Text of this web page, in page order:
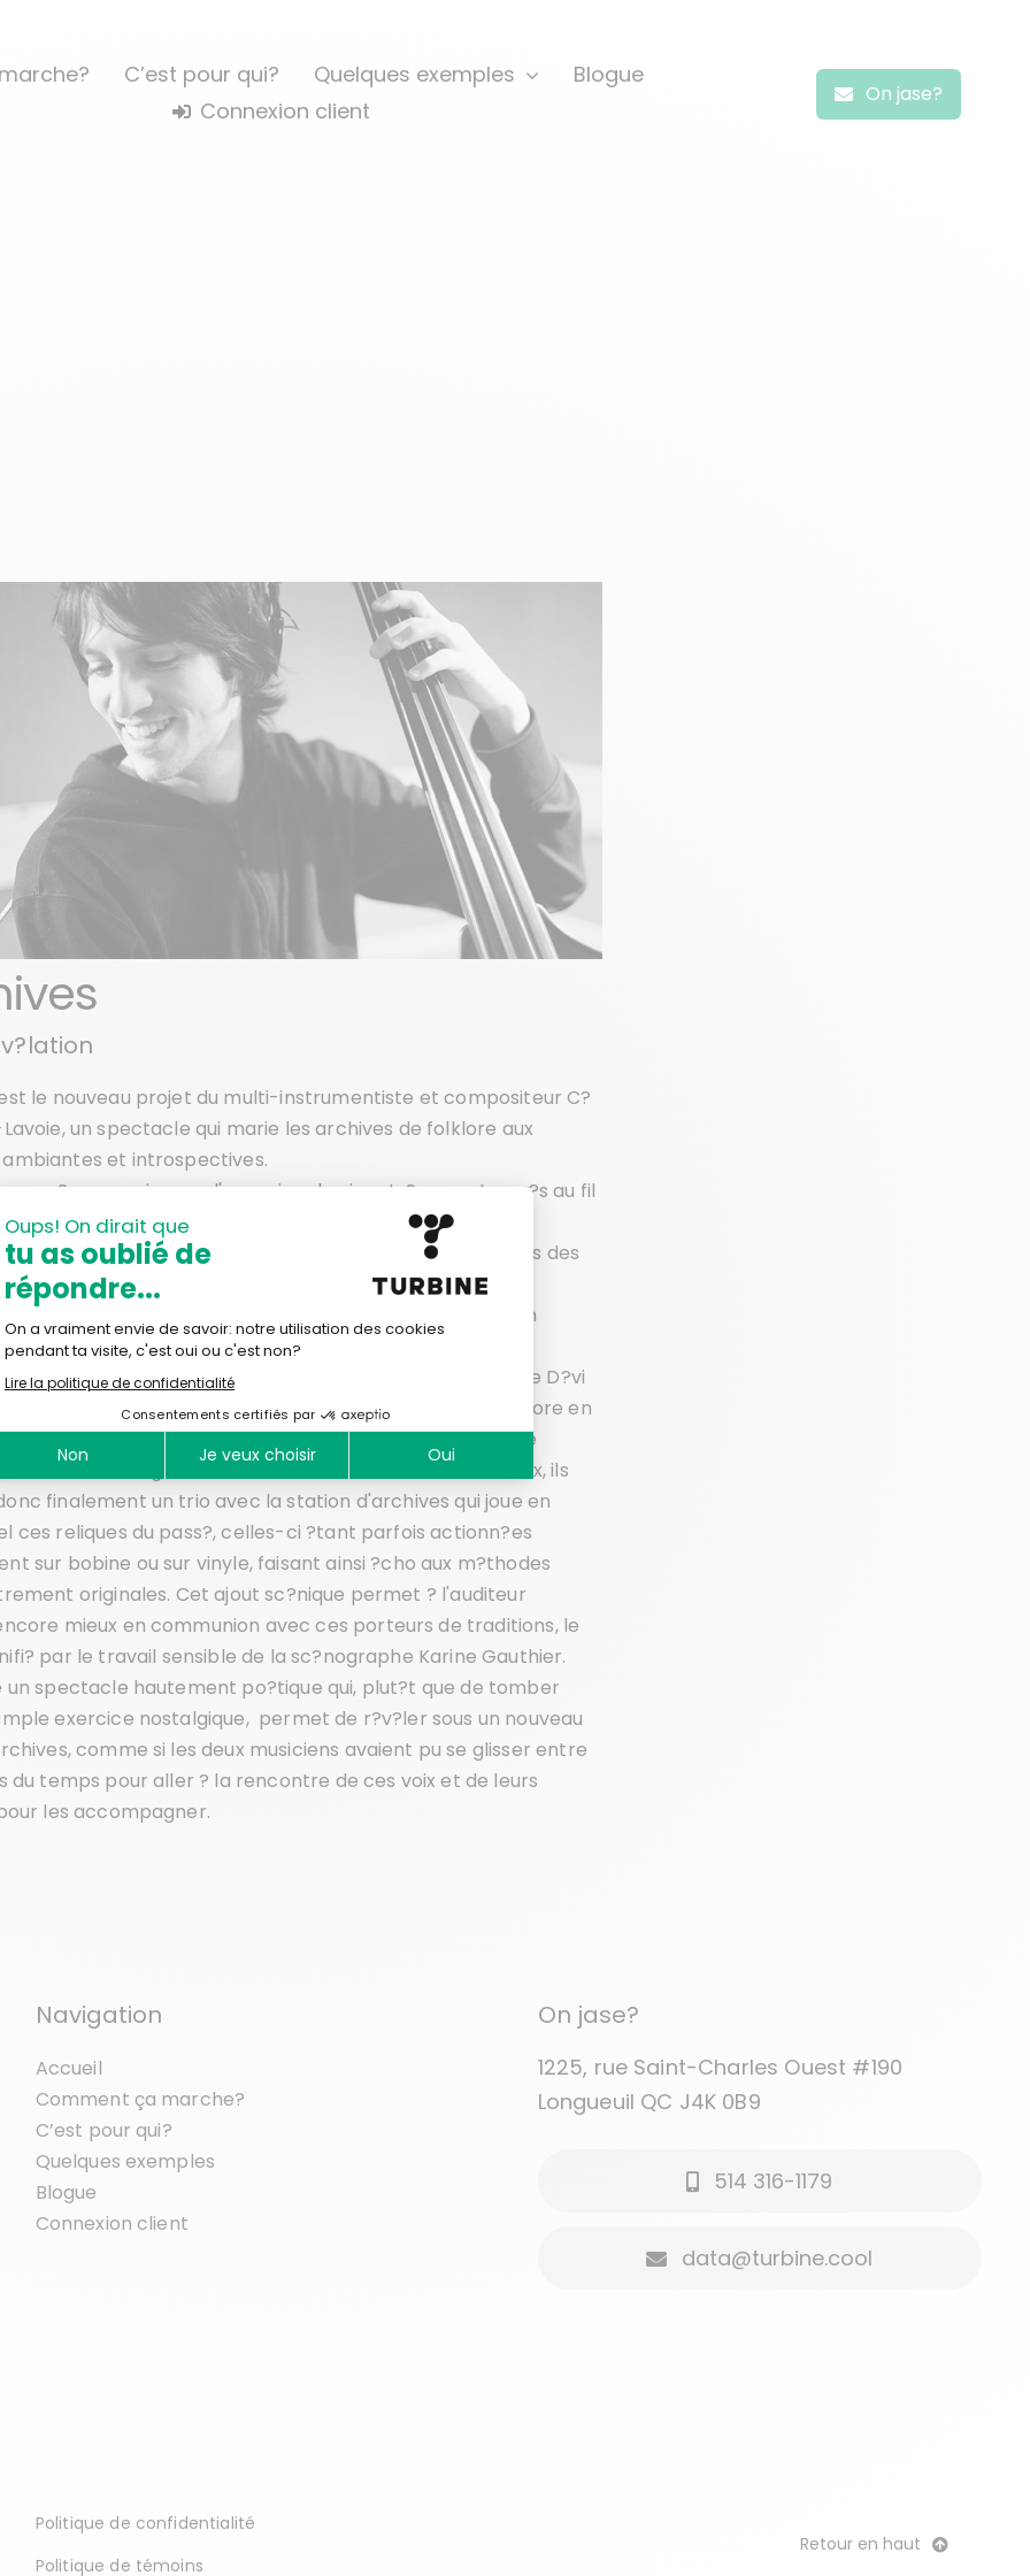
C’est pour qui? Quelques exemples
Blogue
Connexion client
On jase?
le nouveau projet du multi-instrumentiste et compositeur C?
un spectacle qui marie les archives de folklore aux
ambiantes et introspectives.
se r?approprie pour l'occasion de vieux tr?sors retrouv?s au fil
passionn?es, une s?lection de chansons et d?airs
des ann?es 40 et 50 tir?s notamment des collections des
Simonne Voyer, Roger Matton et Luc Lacourci?re. Il les
ensuite, principalement au piano, les enrichissant d'un
moderne et intimiste.
appuy? sur sc?ne par le violoneux et multi-instrumentiste D?vi
tout en ?tant ouvertement tourn? vers l'exploration sonore en
(comme en t?moigne ses trames sonores avec le cirque
un ancrage fort dans les codes traditionnels. ? deux, ils
finalement un trio avec la station d'archives qui joue en
ces reliques du pass?, celles-ci ?tant parfois actionn?es
sur bobine ou sur vinyle, faisant ainsi ?cho aux m?thodes
originales. Cet ajout sc?nique permet ? l'auditeur
mieux en communion avec ces porteurs de traditions, le
par le travail sensible de la sc?nographe Karine Gauthier.
un spectacle hautement po?tique qui, plut?t que de tomber
exercice nostalgique, permet de r?v?ler sous un nouveau
comme si les deux musiciens avaient pu se glisser entre
du temps pour aller ? la rencontre de ces voix et de leurs
les accompagner.
Navigation
Accueil
Comment ça marche?
C’est pour qui?
Quelques exemples
Blogue
Connexion client
On jase?
1225, rue Saint-Charles Ouest #190
Longueuil QC J4K 0B9
514 316-1179
data@turbine.cool
Politique de confidentialité
Politique de témoins
Retour en haut